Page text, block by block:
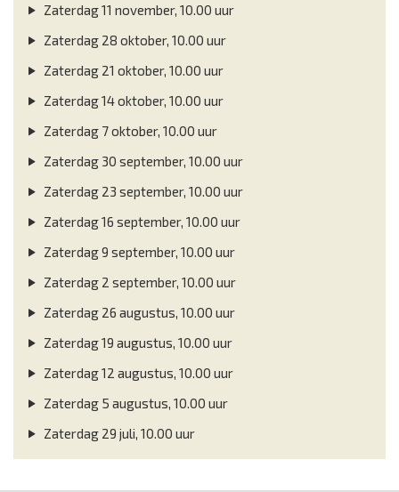
Zaterdag 11 november, 10.00 uur
Zaterdag 28 oktober, 10.00 uur
Zaterdag 21 oktober, 10.00 uur
Zaterdag 14 oktober, 10.00 uur
Zaterdag 7 oktober, 10.00 uur
Zaterdag 30 september, 10.00 uur
Zaterdag 23 september, 10.00 uur
Zaterdag 16 september, 10.00 uur
Zaterdag 9 september, 10.00 uur
Zaterdag 2 september, 10.00 uur
Zaterdag 26 augustus, 10.00 uur
Zaterdag 19 augustus, 10.00 uur
Zaterdag 12 augustus, 10.00 uur
Zaterdag 5 augustus, 10.00 uur
Zaterdag 29 juli, 10.00 uur